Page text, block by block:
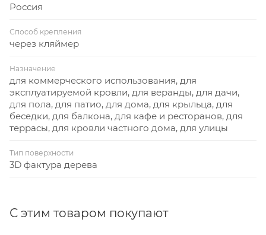
Россия
Способ крепления
через кляймер
Назначение
для коммерческого использования, для
эксплуатируемой кровли, для веранды, для дачи,
для пола, для патио, для дома, для крыльца, для
беседки, для балкона, для кафе и ресторанов, для
террасы, для кровли частного дома, для улицы
Тип поверхности
3D фактура дерева
С этим товаром покупают